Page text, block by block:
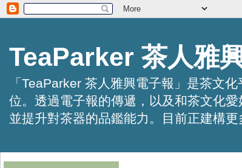
TeaParker 茶人雅
「TeaParker 茶人雅興電子報」是茶文
位。透過電子報的傳遞，以及和茶文化
並提升對茶器的品鑑能力。目前正建構